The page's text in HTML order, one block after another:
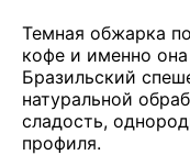
Темная обжарка
кофе и именно
Бразильский
натуральной
сладость,
профиля.